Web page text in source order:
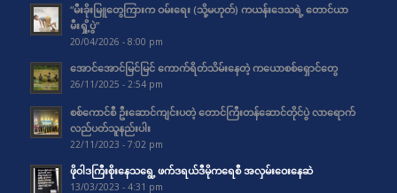
“မီးခိုးမြူတွေကြားက ဝမ်းရေး (သို့မဟုတ်) ကယန်းဒေသရဲ့ တောင်ယာ
မီးရှို့ပွဲ”
20/04/2026 - 8:00 pm
အောင်အောင်မြင်မြင် ကောက်ရိတ်သိမ်းနေတဲ့ ကယောစစ်ရှောင်တွေ
26/11/2025 - 2:54 pm
စစ်ကောင်စီ ဦးဆောင်ကျင်းပတဲ့ တောင်ကြီးတန်ဆောင်တိုင်ပွဲ လာရောက်
လည်ပတ်သူနည်းပါး
22/11/2023 - 7:02 pm
ဖိုဝါဒကြီးစိုးနေသရွေ့ ဖက်ဒရယ်ဒီမိုကရေစီ အလှမ်းဝေးနေဆဲ
13/03/2023 - 4:31 pm